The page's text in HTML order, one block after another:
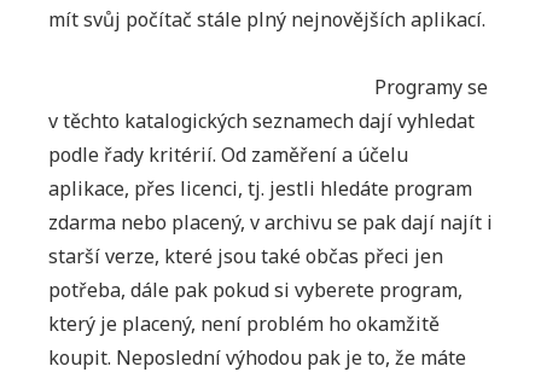
mít svůj počítač stále plný nejnovějších aplikací.
Programy se
v těchto katalogických seznamech dají vyhledat
podle řady kritérií. Od zaměření a účelu
aplikace, přes licenci, tj. jestli hledáte program
zdarma nebo placený, v archivu se pak dají najít i
starší verze, které jsou také občas přeci jen
potřeba, dále pak pokud si vyberete program,
který je placený, není problém ho okamžitě
koupit. Neposlední výhodou pak je to, že máte